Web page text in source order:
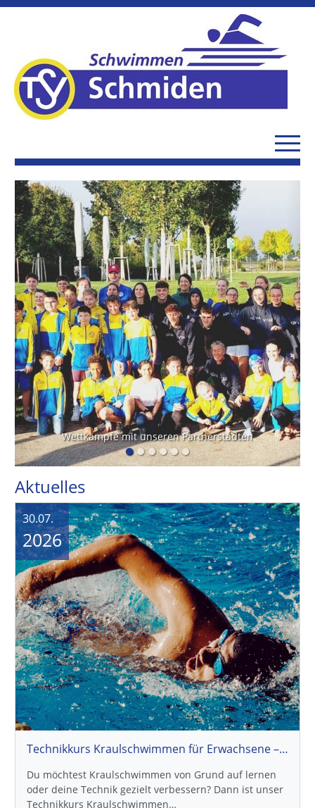
Leistungs-/Wettkampfschwimmen
Previous Next
Aktuelles
Technikkurs Kraulschwimmen für Erwachsene – Jetzt für den Herbst 2026 anmelden
Du möchtest Kraulschwimmen von Grund auf lernen
oder deine Technik gezielt verbessern? Dann ist unser
Technikkurs Kraulschwimmen…
Artikel anzeigen
30.07.
2026
2026